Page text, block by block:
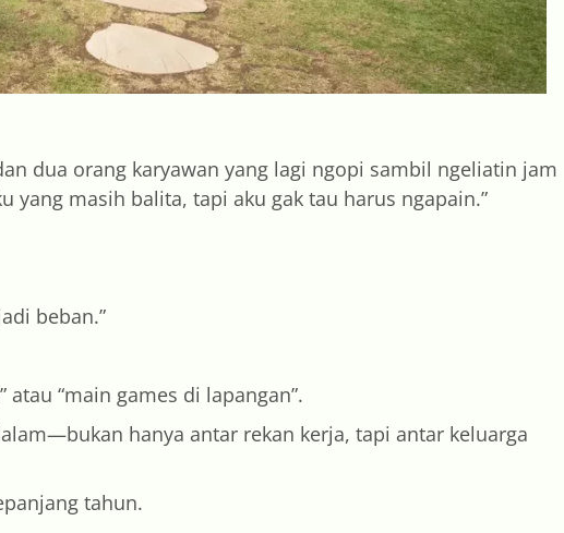
dua orang karyawan yang lagi ngopi sambil ngeliatin jam
masih balita, tapi aku gak tau harus ngapain.”
beban.”
“main games di lapangan”.
hanya antar rekan kerja, tapi antar keluarga
tahun.